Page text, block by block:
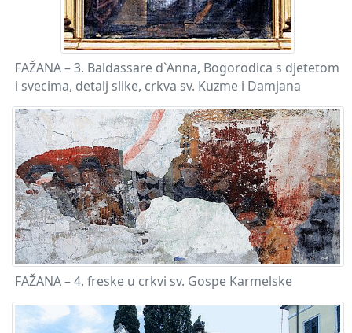
FAŽANA – 3. Baldassare d`Anna, Bogorodica s djetetom
i svecima, detalj slike, crkva sv. Kuzme i Damjana
FAŽANA – 4. freske u crkvi sv. Gospe Karmelske